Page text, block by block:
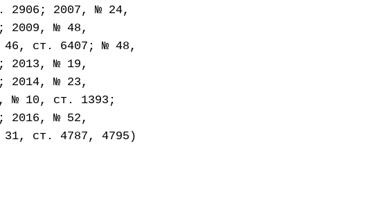
2906; 2007, № 24,
2009, № 48,
ст. 6407; № 48,
2013, № 19,
2014, № 23,
№ 10, ст. 1393;
2016, № 52,
ст. 4787, 4795)